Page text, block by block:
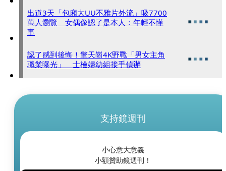
出道3天「包廂大UU不雅片外流」吸7700
萬人瀏覽 女偶像認了是本人：年輕不懂
事
認了感到後悔！擎天崗4K野戰「男女主角
職業曝光」 士檢婦幼組接手偵辦
支持鏡週刊
小心意大意義
小額贊助鏡週刊！